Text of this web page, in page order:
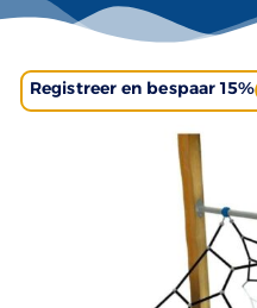
Registreer en bespaar 15%